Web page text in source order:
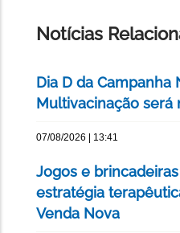
Notícias
Dia D da Campanha
Multivacinação será
07/08/2026 | 13:41
Jogos e
estratégia
Venda Nova